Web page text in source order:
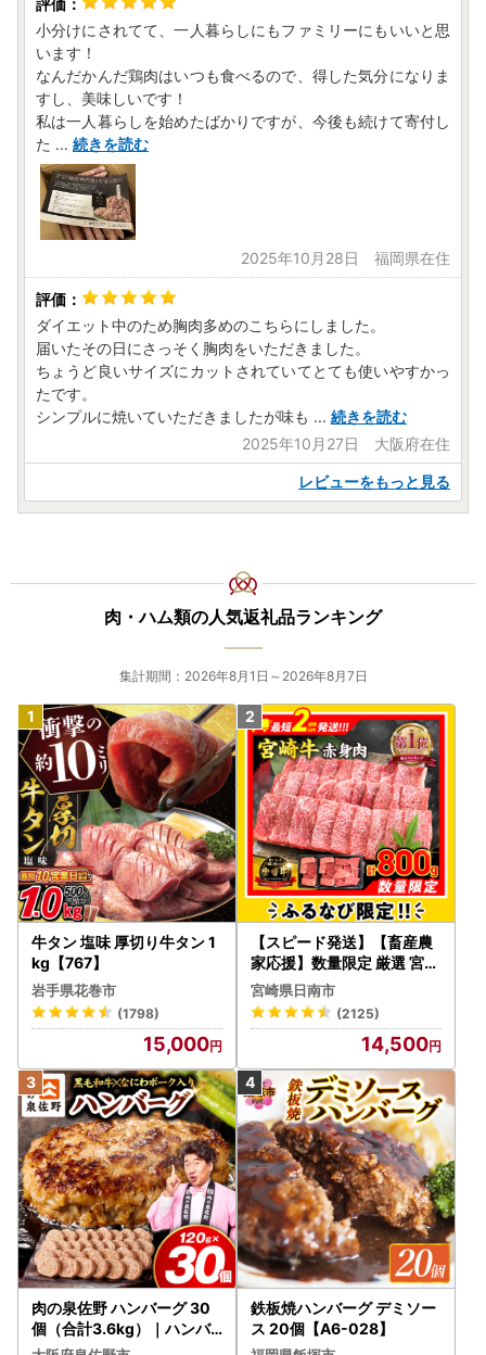
ません。寄附者様からいただいた個人情報は、商品の発送と
ご連絡、いただいたふるさと納税の使い道に関する報告、都
城市が主催・出展するふるさと納税関連イベント情報の提
供、都城市のふるさと納税に関する情報提供のため、使用さ
せていただきます。また、上記の手段としては、電子メール
の配信やパンフレット等の郵送をさせていただく場合がござ
います。
御不明な点や、配信・郵送の停止等のご希望がございました
ら、都城市ふるさと納税サポート室
port3@furusato-miyakonojo.jp )
小分けにされてて、一人暮らしにもファミリーにもいいと思
います！
なんだかんだ鶏肉はいつも食べるので、得した気分になりま
すし、美味しいです！
私は一人暮らしを始めたばかりですが、今後も続けて寄付し
た ... 続きを読む
2025年10月28日 福岡県在住
ダイエット中のため胸肉多めのこちらにしました。
届いたその日にさっそく胸肉をいただきました。
ちょうど良いサイズにカットされていてとても使いやすかっ
たです。
シンプルに焼いていただきましたが味も ... 続きを読む
2025年10月27日 大阪府在住
レビューをもっと見る
肉・ハム類の人気返礼品ランキング
集計期間：2026年8月1日～2026年8月7日
牛タン 塩味 厚切り牛タン 1
kg【767】
岩手県花巻市
(1798)
15,000
【スピード発送】【畜産農
家応援】数量限定 厳選 宮崎
牛 赤身 焼肉 計800g FN-Li
mited-PR_BDV5-26-2W
宮崎県日南市
(2125)
14,500
肉の泉佐野 ハンバーグ 30
個（合計3.6kg）｜ハンバ
ーグ 訳あり 黒毛和牛×なに
鉄板焼ハンバーグ デミソー
ス 20個【A6-028】